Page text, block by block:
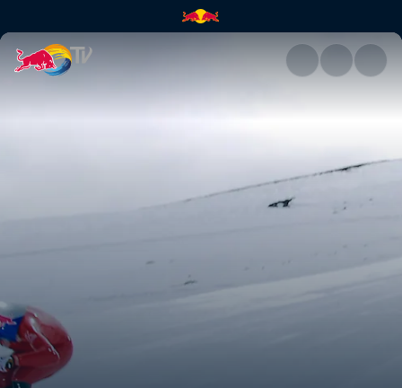
Go Fast or Go Home | Red